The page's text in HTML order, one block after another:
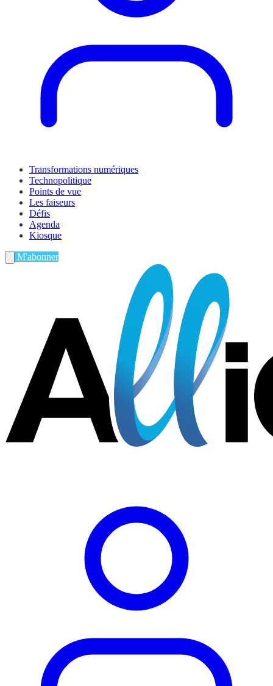
Transformations numériques
Technopolitique
Points de vue
Les faiseurs
Défis
Agenda
Kiosque
M'abonner